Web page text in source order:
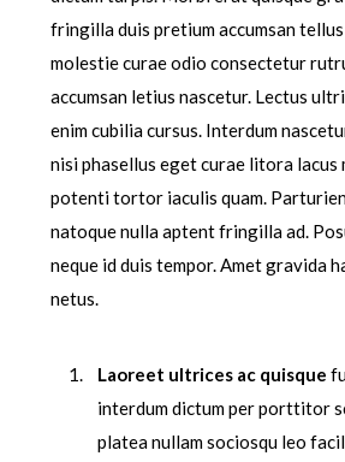
fringilla duis pretium accumsan
molestie curae odio consectetur
accumsan letius nascetur. Lectus
enim cubilia cursus. Interdum
nisi phasellus eget curae litora lacus
potenti tortor iaculis quam.
natoque nulla aptent fringilla ad.
neque id duis tempor. Amet gravida
netus.
Laoreet ultrices ac quisque
interdum dictum per porttitor
platea nullam sociosqu leo